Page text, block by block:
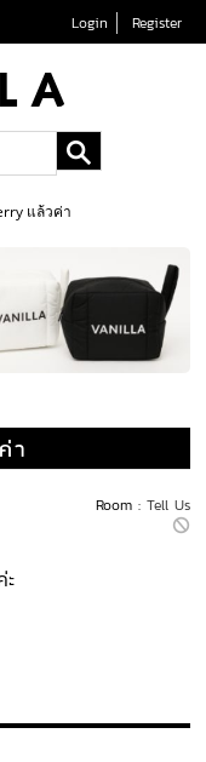
Login Register
แล้วค่า
า
Room : Tell Us